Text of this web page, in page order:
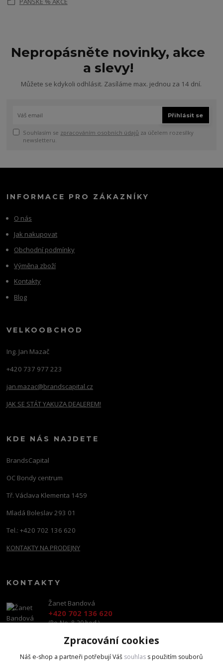
Nepropásněte novinky, akce
a slevy!
Můžete se kdykoli odhlásit. Zasíláme max. jednou za 14 dní.
Přihlásit se
Souhlasím se zpracováním osobních údajů za účelem rozesílky
newsletteru.
INFORMACE PRO ZÁKAZNÍKY
O nás
Jak nakupovat
Obchodní podmínky
Výměna zboží
Kontakty
Blog
VELKOOBCHOD
Ing. Jan Mazač
+420 737 977 223
jan.mazac@brandscapital.cz
JAK SE STÁT YAKUZA DEALEREM!
KDE NÁS NAJDETE
BrandsCapital
OC Bondy centrum
Tř. Václava Klementa 1459
Mladá Boleslav 293 01
Tel.: +420 702 136 620
KONTAKTY NA PRODEJNY
KONTAKTY
Žanet Bandová
+420 702 136 620
(Po-Ne, 8-20 hod.)
shop@brandscapital.cz
Zpracování cookies
Náš e-shop a partneři potřebují Váš souhlas s použitím souborů